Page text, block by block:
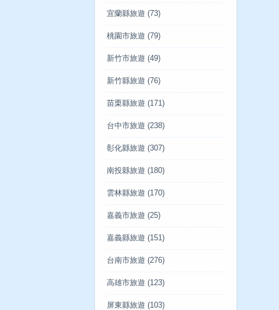
宜蘭縣旅遊 (73)
桃園市旅遊 (79)
新竹市旅遊 (49)
新竹縣旅遊 (76)
苗栗縣旅遊 (171)
台中市旅遊 (238)
彰化縣旅遊 (307)
南投縣旅遊 (180)
雲林縣旅遊 (170)
嘉義市旅遊 (25)
嘉義縣旅遊 (151)
台南市旅遊 (276)
高雄市旅遊 (123)
屏東縣旅遊 (103)